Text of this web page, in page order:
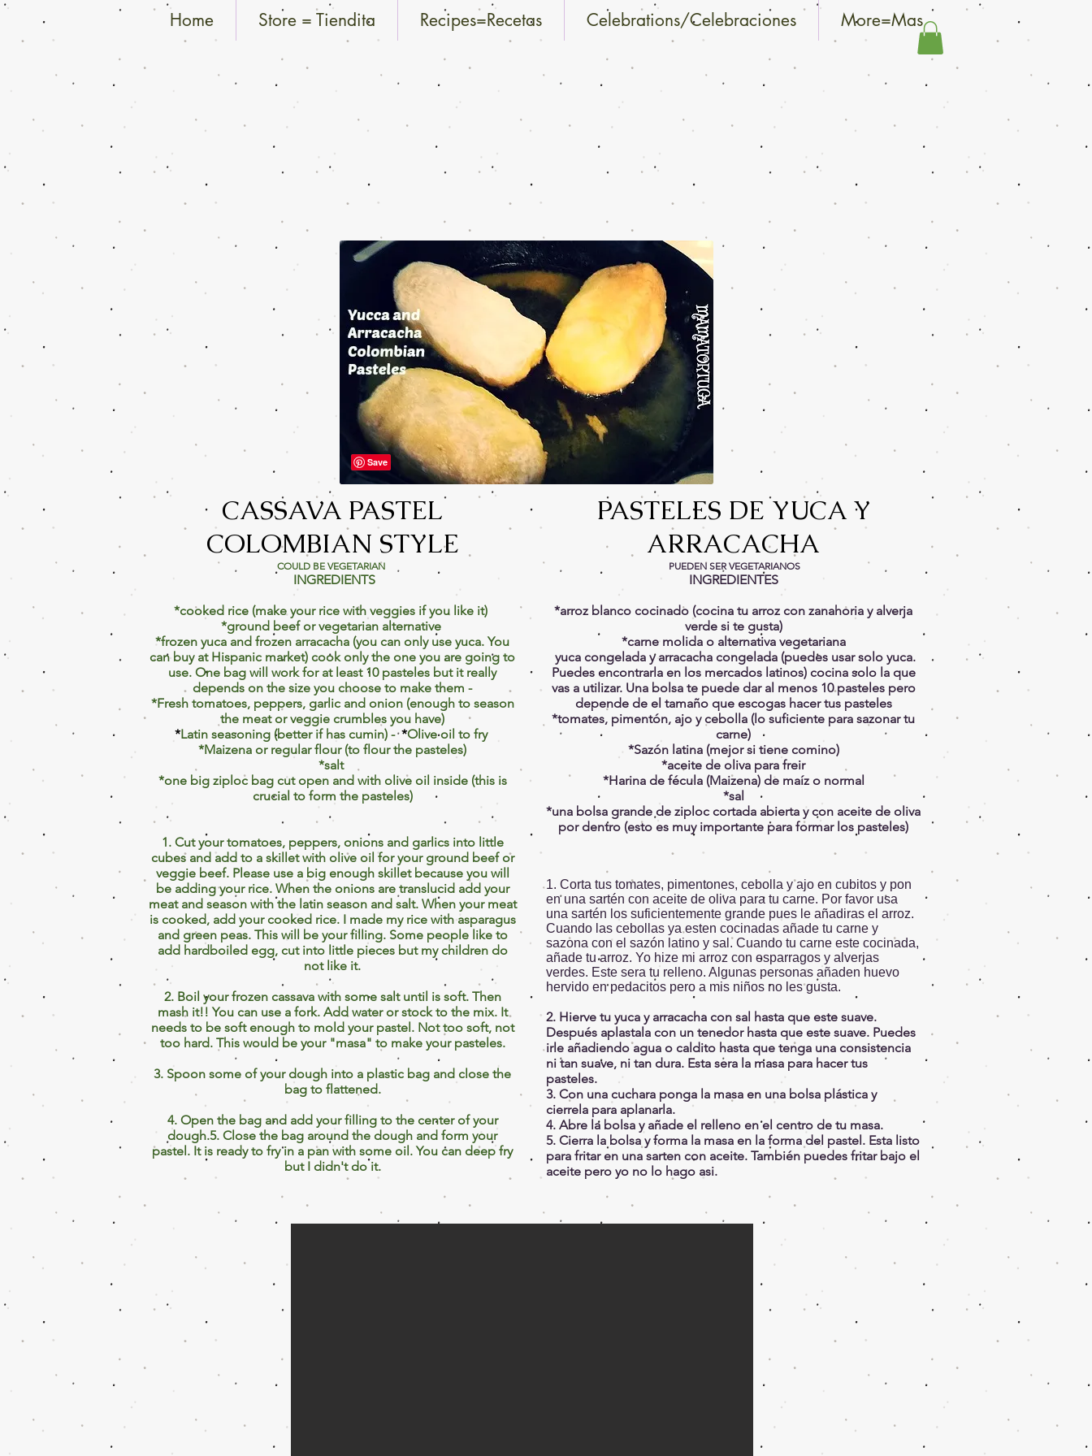
Home Store = Tiendita Recipes=Recetas Celebrations/Celebraciones More=Mas
CASSAVA PASTEL
COLOMBIAN STYLE
COULD BE VEGETARIAN
INGREDIENTS
*cooked rice (make your rice with veggies if you like it)
*ground beef or vegetarian alternative
*frozen yuca and frozen arracacha (you can only use yuca. You
can buy at Hispanic market) cook only the one you are going to
use. One bag will work for at least 10 pasteles but it really
depends on the size you choose to make them -
*Fresh tomatoes, peppers, garlic and onion (enough to season
the meat or veggie crumbles you have)
*Latin seasoning (better if has cumin) -*Olive oil to fry
*Maizena or regular flour (to flour the pasteles)
*salt
*one big ziploc bag cut open and with olive oil inside (this is
crucial to form the pasteles)
1. Cut your tomatoes, peppers, onions and garlics into little
cubes and add to a skillet with olive oil for your ground beef or
veggie beef. Please use a big enough skillet because you will
be adding your rice. When the onions are translucid add your
meat and season with the latin season and salt. When your meat
is cooked, add your cooked rice. I made my rice with asparagus
and green peas. This will be your filling. Some people like to
add hardboiled egg, cut into little pieces but my children do
not like it.
2. Boil your frozen cassava with some salt until is soft. Then
mash it!! You can use a fork. Add water or stock to the mix. It
needs to be soft enough to mold your pastel. Not too soft, not
too hard. This would be your "masa" to make your pasteles.
3. Spoon some of your dough into a plastic bag and close the
bag to flattened.
4. Open the bag and add your filling to the center of your
dough.5. Close the bag around the dough and form your
pastel. It is ready to fry in a pan with some oil. You can deep fry
but I didn't do it.
PASTELES DE YUCA Y
ARRACACHA
PUEDEN SER VEGETARIANOS
INGREDIENTES
*arroz blanco cocinado (cocina tu arroz con zanahoria y alverja
verde si te gusta)
*carne molida o alternativa vegetariana
yuca congelada y arracacha congelada (puedes usar solo yuca.
Puedes encontrarla en los mercados latinos) cocina solo la que
vas a utilizar. Una bolsa te puede dar al menos 10 pasteles pero
depende de el tamaño que escogas hacer tus pasteles
*tomates, pimentón, ajo y cebolla (lo suficiente para sazonar tu
carne)
*Sazón latina (mejor si tiene comino)
*aceite de oliva para freir
*Harina de fécula (Maizena) de maíz o normal
*sal
*una bolsa grande de ziploc cortada abierta y con aceite de oliva
por dentro (esto es muy importante para formar los pasteles)
1. Corta tus tomates, pimentones, cebolla y ajo en cubitos y pon
en una sartén con aceite de oliva para tu carne. Por favor usa
una sartén los suficientemente grande pues le añadiras el arroz.
Cuando las cebollas ya esten cocinadas añade tu carne y
sazona con el sazón latino y sal. Cuando tu carne este cocinada,
añade tu arroz. Yo hize mi arroz con esparragos y alverjas
verdes. Este sera tu relleno. Algunas personas añaden huevo
hervido en pedacitos pero a mis niños no les gusta.
2. Hierve tu yuca y arracacha con sal hasta que este suave.
Después aplastala con un tenedor hasta que este suave. Puedes
irle añadiendo agua o caldito hasta que tenga una consistencia
ni tan suave, ni tan dura. Esta sera la masa para hacer tus
pasteles.
3. Con una cuchara ponga la masa en una bolsa plástica y
cierrela para aplanarla.
4. Abre la bolsa y añade el relleno en el centro de tu masa.
5. Cierra la bolsa y forma la masa en la forma del pastel. Esta listo
para fritar en una sarten con aceite. También puedes fritar bajo el
aceite pero yo no lo hago asi.